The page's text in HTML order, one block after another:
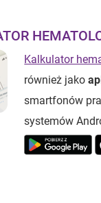
Kalkulator
również jako
smartfonów
systemów